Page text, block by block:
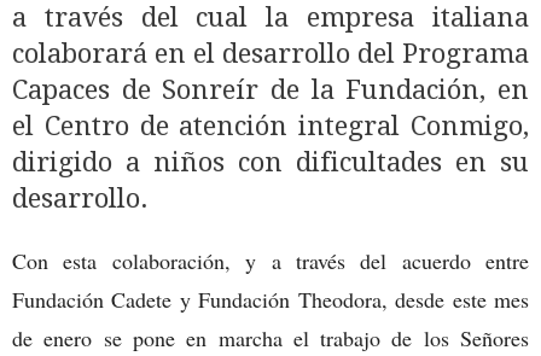
a través del cual la empresa italiana
colaborará en el desarrollo del Programa
Capaces de Sonreír de la Fundación, en
el Centro de atención integral Conmigo,
dirigido a niños con dificultades en su
desarrollo.
Con esta colaboración, y a través del acuerdo entre
Fundación Cadete y Fundación Theodora, desde este mes
de enero se pone en marcha el trabajo de los Señores